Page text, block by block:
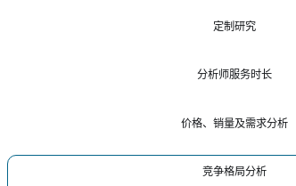
定制研究
分析师服务时长
价格、销量及需求分析
竞争格局分析